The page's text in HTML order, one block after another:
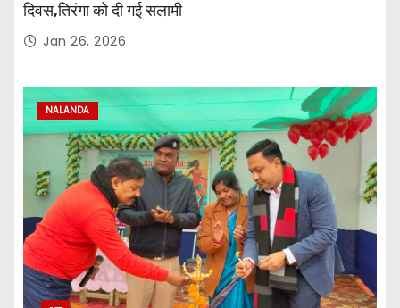
दिवस,तिरंगा को दी गई सलामी
Jan 26, 2026
NALANDA